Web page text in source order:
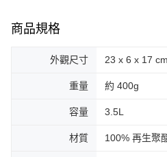
商品規格
外觀尺寸 23 x 6 x 17 cm
重量 約 400g
容量 3.5L
材質 100% 再生聚